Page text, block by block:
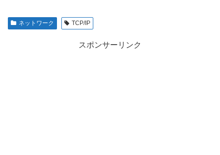
ネットワーク TCP/IP
スポンサーリンク